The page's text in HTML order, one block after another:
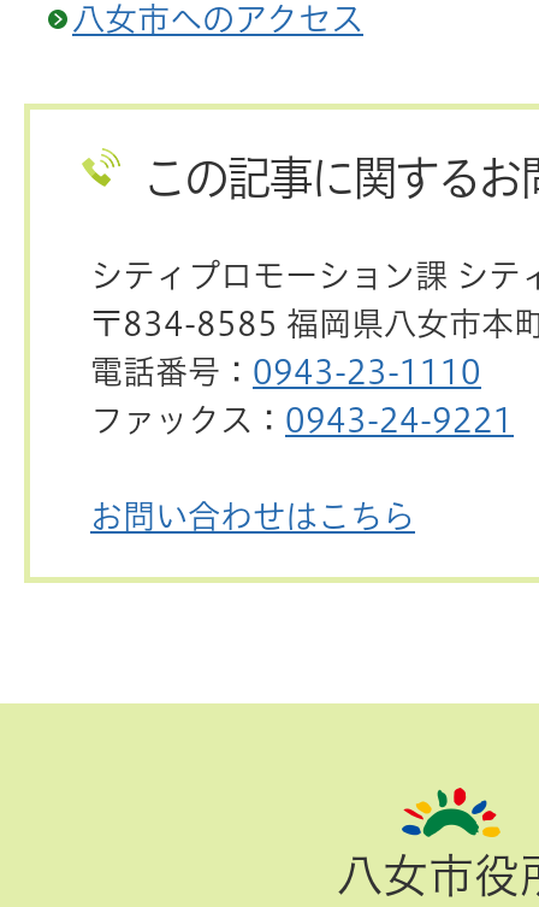
八女市へのアクセス
この記事に関するお
シティプロモーション課 シテ
〒834-8585 福岡県八女市本
電話番号： 0943-23-1110
ファックス： 0943-24-9221
お問い合わせはこちら
八女市役